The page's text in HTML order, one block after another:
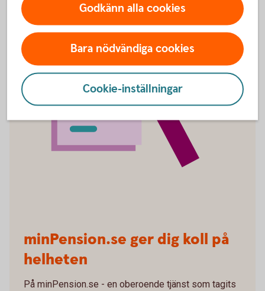
minPension.se ger dig koll på
helheten
På minPension.se - en oberoende tjänst som tagits
Godkänn alla cookies
Bara nödvändiga cookies
Cookie-inställningar